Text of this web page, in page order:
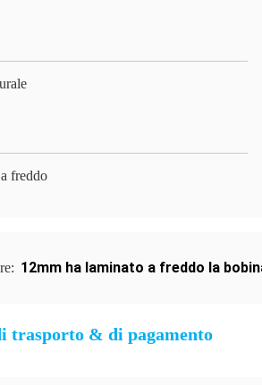
freddo
12mm ha laminato a freddo la
trasporto & di pagamento